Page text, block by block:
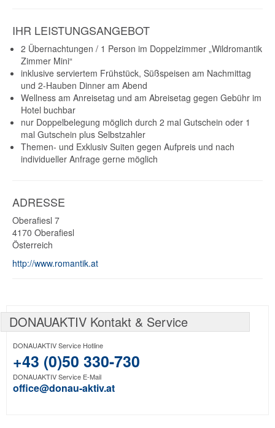
IHR LEISTUNGSANGEBOT
2 Übernachtungen / 1 Person im Doppelzimmer „Wildromantik
Zimmer Mini“
inklusive serviertem Frühstück, Süßspeisen am Nachmittag
und 2-Hauben Dinner am Abend
Wellness am Anreisetag und am Abreisetag gegen Gebühr im
Hotel buchbar
nur Doppelbelegung möglich durch 2 mal Gutschein oder 1
mal Gutschein plus Selbstzahler
Themen- und Exklusiv Suiten gegen Aufpreis und nach
individueller Anfrage gerne möglich
ADRESSE
Oberafiesl 7
4170 Oberafiesl
Österreich
http://www.romantik.at
DONAUAKTIV Kontakt & Service
DONAUAKTIV Service Hotline
+43 (0)50 330-730
DONAUAKTIV Service E-Mail
office@donau-aktiv.at